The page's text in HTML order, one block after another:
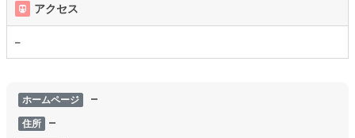
アクセス
–
ホームページ –
住所 –